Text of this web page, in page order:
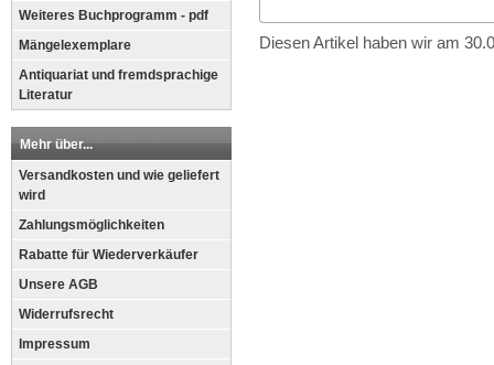
Weiteres Buchprogramm - pdf
Mängelexemplare
Antiquariat und fremdsprachige
Literatur
Mehr über...
Versandkosten und wie geliefert
wird
Zahlungsmöglichkeiten
Rabatte für Wiederverkäufer
Unsere AGB
Widerrufsrecht
Impressum
Diesen Artikel haben wir am